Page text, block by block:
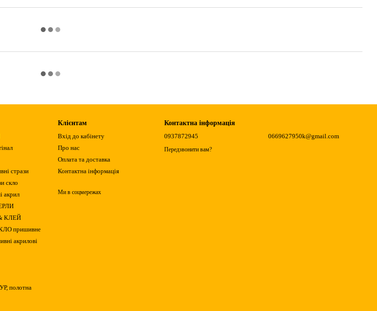
стрази
скло
акрил
КЛЕЙ
пришивне
акрилові
полотна
Клієнтам
Вхід до кабінету
Про нас
Оплата та доставка
Контактна інформація
Ми в соцмережах
Контактна інформація
0937872945
Передзвонити вам?
0669627950k@gmail.com